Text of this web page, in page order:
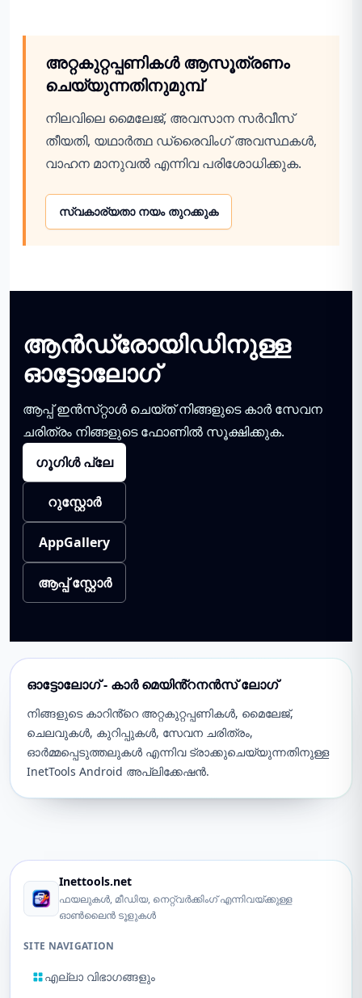
അറ്റകുറ്റപ്പണികൾ ആസൂത്രണം
ചെയ്യുന്നതിനുമുമ്പ്
നിലവിലെ മൈലേജ്, അവസാന സർവീസ്
തീയതി, യഥാർത്ഥ ഡ്രൈവിംഗ് അവസ്ഥകൾ,
വാഹന മാനുവൽ എന്നിവ പരിശോധിക്കുക.
സ്വകാര്യതാ നയം തുറക്കുക
ആൻഡ്രോയിഡിനുള്ള
ഓട്ടോലോഗ്
ആപ്പ് ഇൻസ്‌റ്റാൾ ചെയ്‌ത് നിങ്ങളുടെ കാർ സേവന
ചരിത്രം നിങ്ങളുടെ ഫോണിൽ സൂക്ഷിക്കുക.
ഗൂഗിൾ പ്ലേ
റുസ്റ്റോർ
AppGallery
ആപ്പ് സ്റ്റോർ
ഓട്ടോലോഗ് - കാർ മെയിൻ്റനൻസ് ലോഗ്
നിങ്ങളുടെ കാറിൻ്റെ അറ്റകുറ്റപ്പണികൾ, മൈലേജ്,
ചെലവുകൾ, കുറിപ്പുകൾ, സേവന ചരിത്രം,
ഓർമ്മപ്പെടുത്തലുകൾ എന്നിവ ട്രാക്കുചെയ്യുന്നതിനുള്ള
InetTools Android അപ്ലിക്കേഷൻ.
Inettools.net
ഫയലുകൾ, മീഡിയ, നെറ്റ്‌വർക്കിംഗ് എന്നിവയ്ക്കുള്ള
ഓൺലൈൻ ടൂളുകൾ
SITE NAVIGATION
എല്ലാ വിഭാഗങ്ങളും